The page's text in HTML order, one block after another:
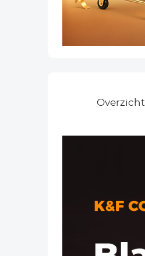
Overzicht